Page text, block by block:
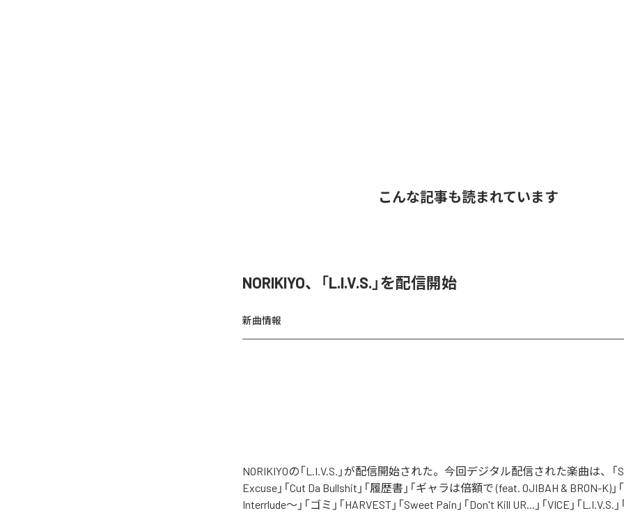
こんな記事も読まれています
NORIKIYO、「L.I.V.S.」を配信開始
新曲情報
NORIKIYOの「L.I.V.S.」が配信開始された。今回デジタル配信された楽曲は、「
Excuse」「Cut Da Bullshit」「履歴書」「ギャラは倍額で (feat. OJIBAH & BRON-K)」
Interrlude～」「ゴミ」「HARVEST」「Sweet Pain」「Don't Kill UR...」「VICE」「L.I.V.S.